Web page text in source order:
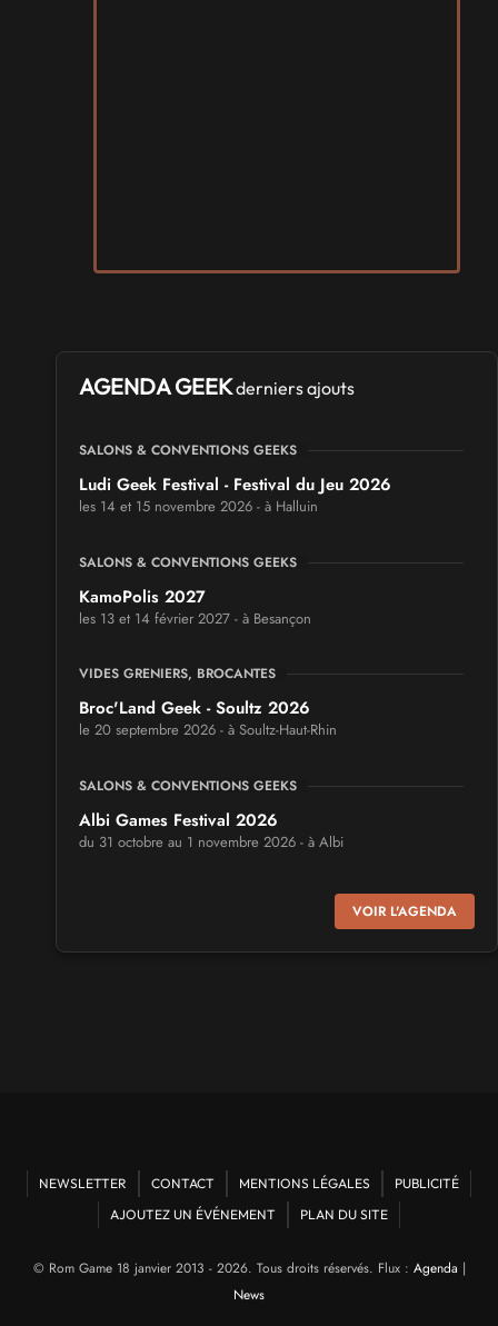
AGENDA GEEKderniers ajouts
SALONS & CONVENTIONS GEEKS
Ludi Geek Festival - Festival du Jeu 2026
les 14 et 15 novembre 2026 - à Halluin
SALONS & CONVENTIONS GEEKS
KamoPolis 2027
les 13 et 14 février 2027 - à Besançon
VIDES GRENIERS, BROCANTES
Broc'Land Geek - Soultz 2026
le 20 septembre 2026 - à Soultz-Haut-Rhin
SALONS & CONVENTIONS GEEKS
Albi Games Festival 2026
du 31 octobre au 1 novembre 2026 - à Albi
Virtual Calais - salon du jeu vidéo et des loisirs
numériques 2026
Mang'Azur 2027
les 24 et 25 avril 2027 - à Toulon
Play Azur Festival 2027
VOIR L'AGENDA
NEWSLETTER CONTACT MENTIONS LÉGALES
PUBLICITÉ
AJOUTEZ UN ÉVÉNEMENT
PLAN DU SITE
© Rom Game 18 janvier 2013 - 2026. Tous droits réservés. Flux : Agenda |
News